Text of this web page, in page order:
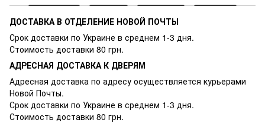
ДОСТАВКА В ОТДЕЛЕНИЕ НОВОЙ ПОЧТЫ
Срок доставки по Украине в среднем 1-3 дня.
Стоимость доставки 80 грн.
АДРЕСНАЯ ДОСТАВКА К ДВЕРЯМ
Адресная доставка по адресу осуществляется курьерами
Новой Почты.
Срок доставки по Украине в среднем 1-3 дня.
Стоимость доставки 80 грн.